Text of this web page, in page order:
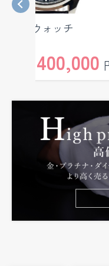
ットウォッチ
400,000